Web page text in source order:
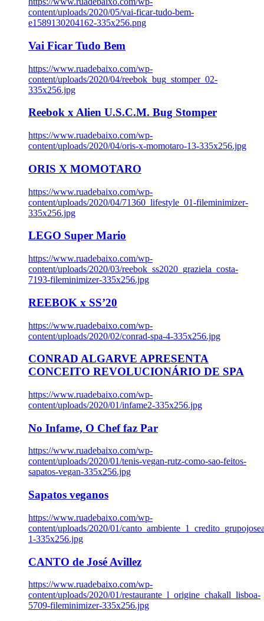
content/uploads/2020/05/vai-ficar-tudo-bem-
e1589130204162-335x256.png
Vai Ficar Tudo Bem
https://www.ruadebaixo.com/wp-
content/uploads/2020/04/reebok_bug_stomper_02-
335x256.jpg
Reebok x Alien U.S.C.M. Bug Stomper
https://www.ruadebaixo.com/wp-
content/uploads/2020/04/oris-x-momotaro-13-335x256.jpg
ORIS X MOMOTARO
https://www.ruadebaixo.com/wp-
content/uploads/2020/04/71360_lifestyle_01-fileminimizer-
335x256.jpg
LEGO Super Mario
https://www.ruadebaixo.com/wp-
content/uploads/2020/03/reebok_ss2020_graziela_costa-
7193-fileminimizer-335x256.jpg
REEBOK x SS’20
https://www.ruadebaixo.com/wp-
content/uploads/2020/02/conrad-spa-4-335x256.jpg
CONRAD ALGARVE APRESENTA
CONCEITO REVOLUCIONÁRIO DE SPA
https://www.ruadebaixo.com/wp-
content/uploads/2020/01/infame2-335x256.jpg
No Infame, O Chef faz Par
https://www.ruadebaixo.com/wp-
content/uploads/2020/01/tenis-vegan-rutz-como-sao-feitos-
sapatos-vegan-335x256.jpg
Sapatos veganos
https://www.ruadebaixo.com/wp-
content/uploads/2020/01/
1-335x256.jpg
CANTO de José Avillez
https://www.ruadebaixo.com/wp-
content/uploads/2020/01/restaurante_l_origine_chakall_lisboa-
5709-fileminimizer-335x256.jpg